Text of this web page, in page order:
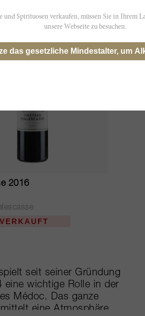
2016
seit seiner Gründung
eine wichtige Rolle in der
Médoc. Das ganze
eine Atmosphäre
und Spirituosen verkaufen, müssen Sie in Ihrem
unsere Webseite zu besuchen.
das gesetzliche Mindestalter, um